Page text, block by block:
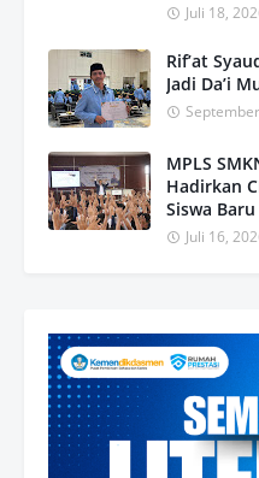
Juli 18,
Rif’at
Jadi Da’i
MPLS
Hadirkan
Siswa
Juli 16,